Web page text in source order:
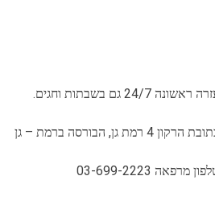
ראשונה 24/7 גם בשבתות וחגים.
הרקון 4 רמת גן, הבורסה ברמת – גן
מרפאה 03-699-2223